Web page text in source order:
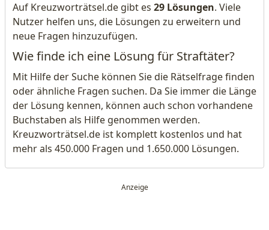
Auf Kreuzworträtsel.de gibt es 29 Lösungen. Viele
Nutzer helfen uns, die Lösungen zu erweitern und
neue Fragen hinzuzufügen.
Wie finde ich eine Lösung für Straftäter?
Mit Hilfe der Suche können Sie die Rätselfrage finden
oder ähnliche Fragen suchen. Da Sie immer die Länge
der Lösung kennen, können auch schon vorhandene
Buchstaben als Hilfe genommen werden.
Kreuzworträtsel.de ist komplett kostenlos und hat
mehr als 450.000 Fragen und 1.650.000 Lösungen.